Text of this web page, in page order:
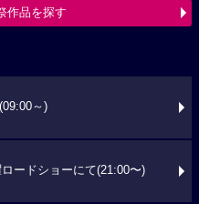
作品を探す
～)
ードショーにて(21:00〜)